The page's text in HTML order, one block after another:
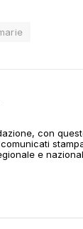
con
e